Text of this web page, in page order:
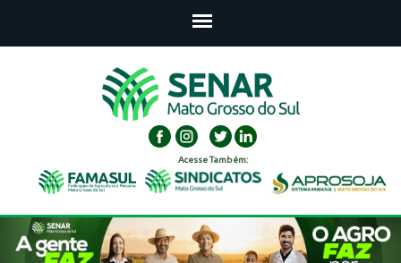
Acesse Também: